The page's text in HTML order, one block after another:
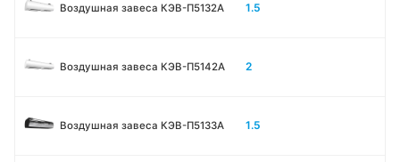
Воздушная завеса КЭВ-П5132А 1.5
Воздушная завеса КЭВ-П5142А 2
Воздушная завеса КЭВ-П5133A 1.5